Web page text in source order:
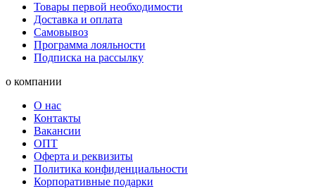
Товары первой необходимости
Доставка и оплата
Самовывоз
Программа лояльности
Подписка на рассылку
о компании
О нас
Контакты
Вакансии
ОПТ
Оферта и реквизиты
Политика конфиденциальности
Корпоративные подарки